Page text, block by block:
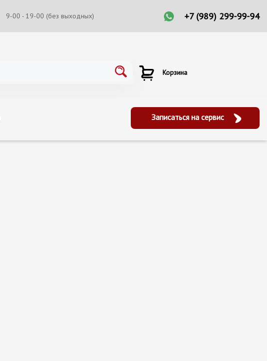
9-00 - 19-00 (без выходных) +7 (989) 299-99-94
Корзина
Записаться на сервис